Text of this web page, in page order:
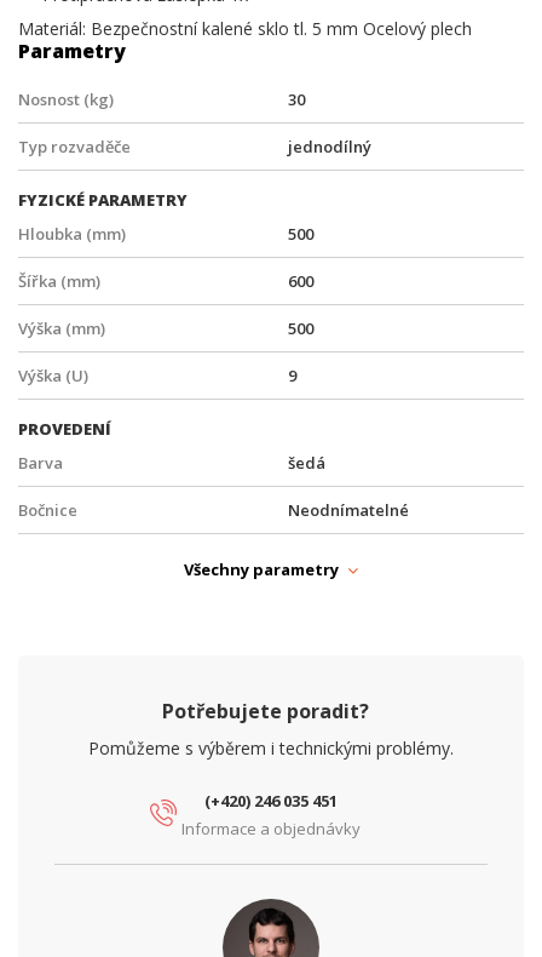
Materiál: Bezpečnostní kalené sklo tl. 5 mm Ocelový plech
Parametry
Nosnost (kg) 30
Typ rozvaděče jednodílný
FYZICKÉ PARAMETRY
Hloubka (mm)
500
Šířka (mm) 600
Výška (mm) 500
Výška (U) 9
PROVEDENÍ
Barva
šedá
Bočnice Neodnímatelné
Rozteč (") 19"
Všechny parametry
Potřebujete poradit?
Pomůžeme s výběrem i technickými problémy.
(+420) 246 035 451
Informace a objednávky